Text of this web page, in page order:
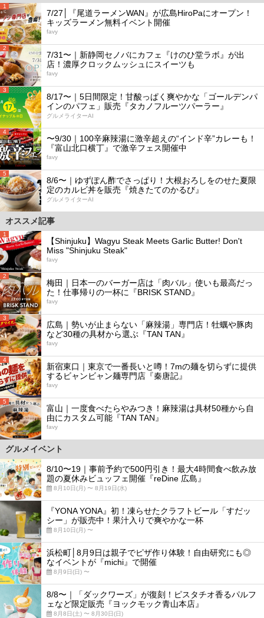
1
7/27│『尾道ラーメンWAN』が広島HiroPaにオープン！
キッズラーメン無料イベント開催
favy
2
7/31〜｜新静岡セノバにカフェ『けのひ堂ラボ』が出
店！濃厚クロックムッシュにスイーツも
favy
3
8/17〜｜5日間限定！甘酸っぱく爽やかな「ゴールデンパ
インのパフェ」販売『タカノフルーツパーラー』
グルメライターAI
4
〜9/30｜100辛麻辣湯に激辛超えの“インド辛”カレーも！
『富山北口横丁』で激辛フェス開催中
favy
5
8/6〜｜ゆずぽん酢でさっぱり！大根おろしをのせた夏限
定のカルビ丼を販売『焼きたてのかるび』
グルメライターAI
オススメ記事
1
【Shinjuku】Wagyu Steak Meets Garlic Butter! Don't
Miss "Shinjuku Steak"
favy
2
梅田｜日本一のバーガー店は「肉バル」使いも最高だっ
た！仕事帰りの一杯に『BRISK STAND』
favy
3
広島｜勢いが止まらない「麻辣湯」専門店！牡蠣や豚肉
など30種の具材から選ぶ『TAN TAN』
favy
4
新宿東口｜東京で一番長いと噂！7mの麺を切らずに提供
するビャンビャン麺専門店『秦唐記』
favy
5
富山｜一度食べたらやみつき！麻辣湯は具材50種から自
由にカスタム可能『TAN TAN』
favy
グルメイベント
8/10〜19｜事前予約で500円引き！最大4時間食べ飲み放
題の夏休みビュッフェ開催『reDine 広島』
8月10日(月) 〜 8月19日(水)
『YONA YONA』初！凍らせたクラフトビール「すだッ
シー」が販売中！果汁入りで爽やかな一杯
8月10日(月) 〜
浜松町│8月9日は親子でピザ作り体験！自由研究にも◎
なイベントが『michi』で開催
8月9日(日) 〜
8/8〜｜「ダックワーズ」が復刻！ピスタチオ香るパルフ
ェなど限定販売『ヨックモック青山本店』
8月8日(土) 〜 8月30日(日)